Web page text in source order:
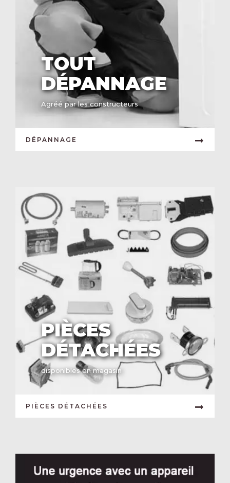
TOUT
DÉPANNAGE
Agréé par les constructeurs
DÉPANNAGE
PIÈCES
DÉTACHÉES
disponibles en magasin
PIÈCES DÉTACHÉES